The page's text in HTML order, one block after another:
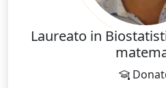
Laureato in